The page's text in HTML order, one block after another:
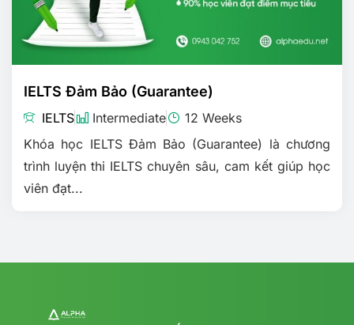
IELTS Đảm Bảo (Guarantee)
IELTS Intermediate
12 Weeks
Khóa học IELTS Đảm Bảo (Guarantee) là chương
trình luyện thi IELTS chuyên sâu, cam kết giúp học
viên đạt...